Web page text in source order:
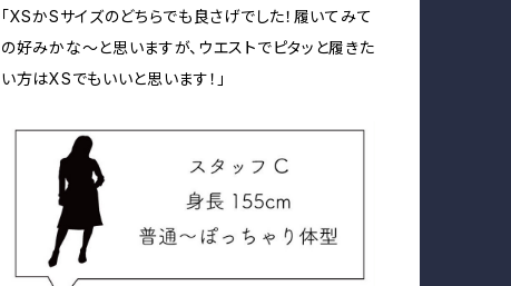
「XSかSサイズのどちらでも良さげでした！履いてみて
の好みかな～と思いますが、ウエストでピタッと履きた
い方はXSでもいいと思います！」